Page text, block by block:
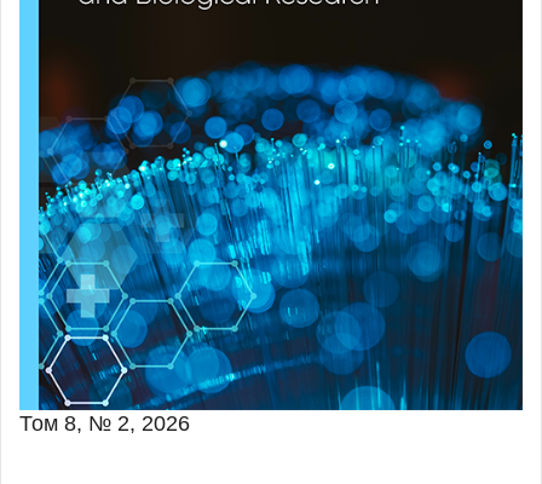
Том 8, № 2, 2026